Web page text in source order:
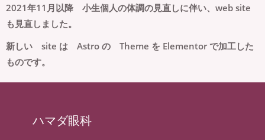
2021年11月以降 小生個人の体調の見直しに伴い、web site
も見直しました。
新しい site は Astro の Theme を Elementor で加工した
ものです。
ハマダ眼科